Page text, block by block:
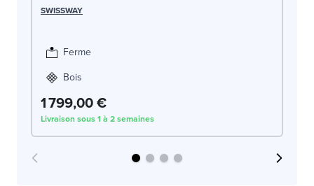
SWISSWAY
Ferme
Bois
1 799,00 €
Livraison sous 1 à 2 semaines